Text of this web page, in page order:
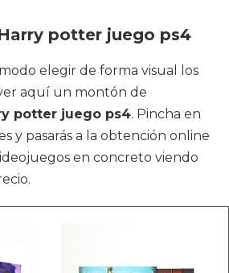
potter juego ps4
elegir de forma visual los
aquí un montón de
potter juego ps4. Pincha en
y pasarás a la obtención online
en concreto viendo